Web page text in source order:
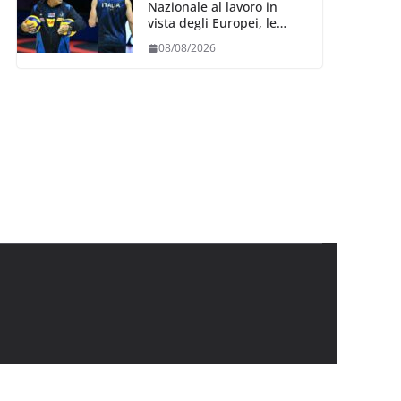
Nazionale al lavoro in
vista degli Europei, le
Ferdinando De Giorgi
08/08/2026